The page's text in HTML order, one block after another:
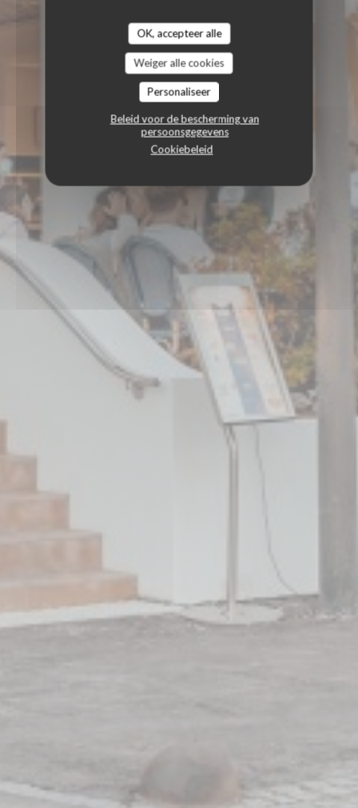
OK, accepteer alle
Weiger alle cookies
Personaliseer
Beleid voor de bescherming van
persoonsgegevens
Cookiebeleid